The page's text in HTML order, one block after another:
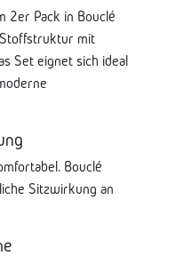
2er Pack in Bouclé
mit
Set eignet sich ideal
Bouclé
Sitzwirkung an